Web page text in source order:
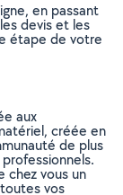
en passant
devis et les
étape de votre
aux
créée en
de plus
chez vous un
vos